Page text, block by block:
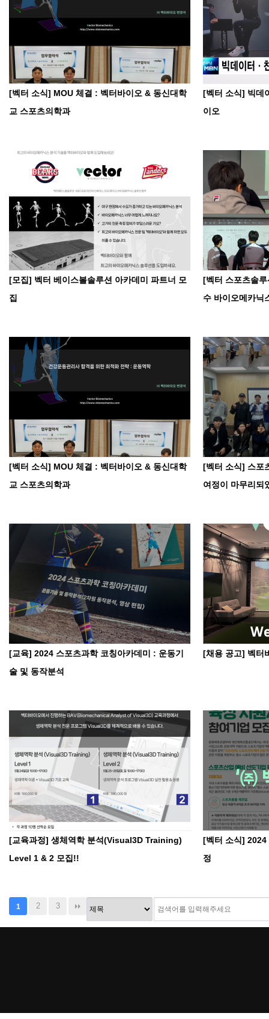
[벡터 소식] MOU 체결 : 벡터바이오 & 동신대학
교 스포츠의학과
[벡터 소식] 빅데
이오
[모집] 벡터 베이스볼솔루션 아카데미 파트너 모
집
[벡터 스포츠솔
수 바이오메카닉
[벡터 소식] MOU 체결 : 벡터바이오 & 동신대학
교 스포츠의학과
[벡터 소식] 스포
여정이 마무리되
[교육] 2024 스포츠과학 코칭아카데미 : 운동기
술 및 동작분석
[채용 공고] 벡터
[교육과정] 생체역학 분석(Visual3D Training)
Level 1 & 2 모집!!
[벡터 소식] 2024
정
1 2 3